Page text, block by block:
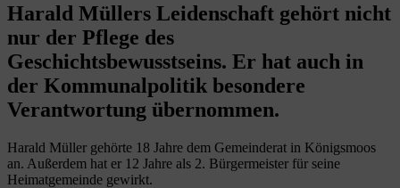
Harald Müllers Leidenschaft gehört nicht
nur der Pflege des
Geschichtsbewusstseins. Er hat auch in
der Kommunalpolitik besondere
Verantwortung übernommen.
Harald Müller gehörte 18 Jahre dem Gemeinderat in Königsmoos
an. Außerdem hat er 12 Jahre als 2. Bürgermeister für seine
Heimatgemeinde gewirkt.